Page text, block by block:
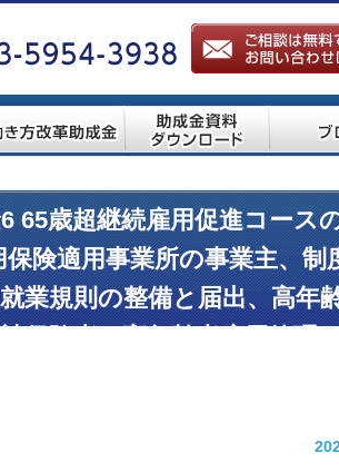
65歳超継続雇用促進コース
険適用事業所の事業主、制
業規則の整備と届出、高年